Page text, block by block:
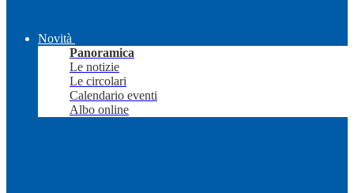
Novità
Panoramica
Le notizie
Le circolari
Calendario eventi
Albo online